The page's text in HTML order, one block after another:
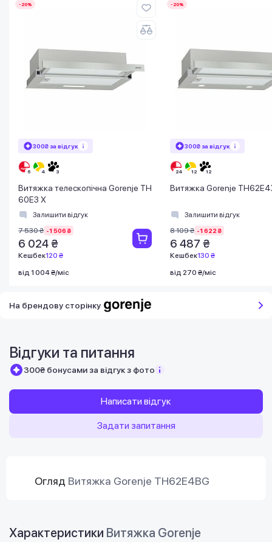
-20%
300₴ за відгук
Витяжка телескопічна Gorenje TH
60E3 X
Залишити відгук
7 530 ₴ -1 506 ₴
6 024 ₴
Кешбек120 ₴
від 1 004 ₴/міс
-20%
300₴ за відгук
Витяжка Gorenje
Залишити відгук
8 109 ₴ -1 622 ₴
6 487 ₴
Кешбек130 ₴
від 270 ₴/міс
На брендову сторінку
Відгуки та питання
300₴ бонусами за відгук з фото
Написати відгук
Задати запитання
Огляд Витяжка Gorenje TH62E4BG
Характеристики Витяжка Gorenje